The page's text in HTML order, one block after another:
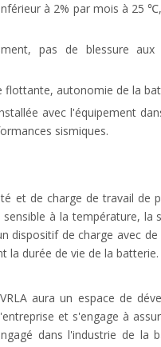
à 2% par mois à 25
pas de blessure
autonomie de la
avec l'équipement
sismiques.
et de charge de travail de
à la température, la
dispositif de charge avec
la durée de vie de la batterie.
aura un espace de
et s'engage à
dans l'industrie de la